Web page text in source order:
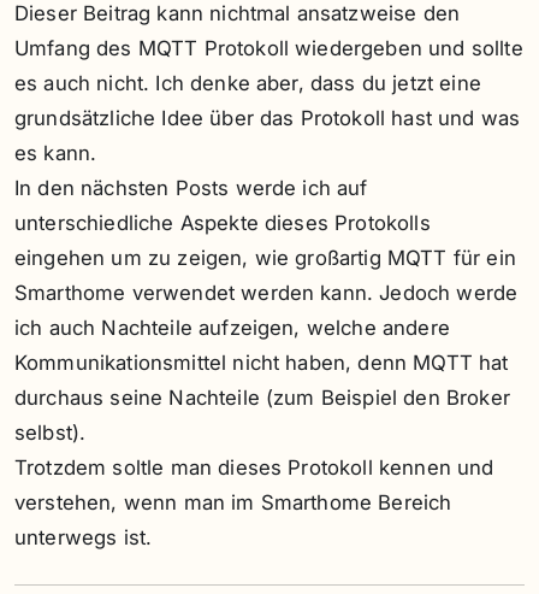
Dieser Beitrag kann nichtmal ansatzweise den
Umfang des MQTT Protokoll wiedergeben und sollte
es auch nicht. Ich denke aber, dass du jetzt eine
grundsätzliche Idee über das Protokoll hast und was
es kann.
In den nächsten Posts werde ich auf
unterschiedliche Aspekte dieses Protokolls
eingehen um zu zeigen, wie großartig MQTT für ein
Smarthome verwendet werden kann. Jedoch werde
ich auch Nachteile aufzeigen, welche andere
Kommunikationsmittel nicht haben, denn MQTT hat
durchaus seine Nachteile (zum Beispiel den Broker
selbst).
Trotzdem soltle man dieses Protokoll kennen und
verstehen, wenn man im Smarthome Bereich
unterwegs ist.